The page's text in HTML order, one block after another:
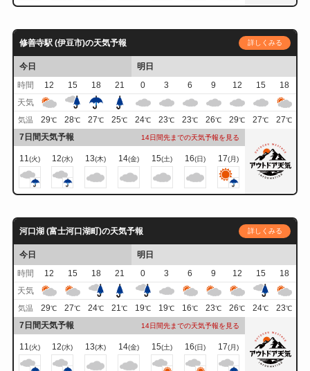
修善寺駅 (伊豆市)の天気予報 詳しくみる
今日
明日
時間
12 15 18 21 0 3 6 9 12 15
18
天気
気温 29℃ 28℃ 27℃ 25℃ 24℃ 23℃ 23℃ 26℃ 29℃ 27℃ 27℃
7日間天気予報 14日間先までの天気予報を見る
11(火) 12(水) 13(木) 14(金) 15(土) 16(日) 17(月)
河口湖 (富士河口湖町)の天気予報 詳しくみる
今日
明日
時間
12 15 18 21 0 3 6 9 12 15
18
天気
気温 29℃ 27℃ 24℃ 21℃ 19℃ 19℃ 16℃ 23℃ 26℃ 24℃ 23℃
7日間天気予報 14日間先までの天気予報を見る
11(火) 12(水) 13(木) 14(金) 15(土) 16(日) 17(月)